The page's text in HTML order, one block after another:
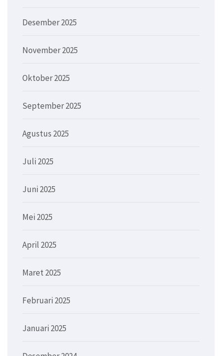
Desember 2025
November 2025
Oktober 2025
September 2025
Agustus 2025
Juli 2025
Juni 2025
Mei 2025
April 2025
Maret 2025
Februari 2025
Januari 2025